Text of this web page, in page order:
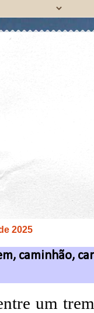
2025
caminhão,
um